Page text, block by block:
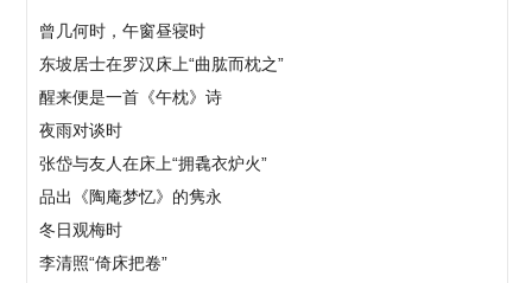
曾几何时，午窗昼寝时
东坡居士在罗汉床上“曲肱而枕之”
醒来便是一首《午枕》诗
夜雨对谈时
张岱与友人在床上“拥毳衣炉火”
品出《陶庵梦忆》的隽永
冬日观梅时
李清照“倚床把卷”